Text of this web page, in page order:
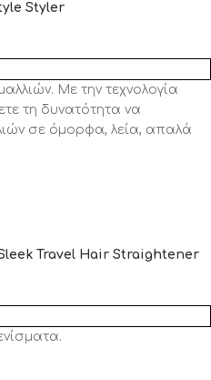
Styler
Με την τεχνολογία
τη δυνατότητα να
σε όμορφα, λεία, απαλά
Travel Hair Straightener